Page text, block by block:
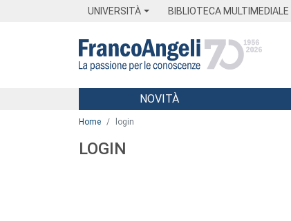
UNIVERSITÀ BIBLIOTECA MULTIMEDIALE
Menu
NOVITÀ
Home login
LOGIN